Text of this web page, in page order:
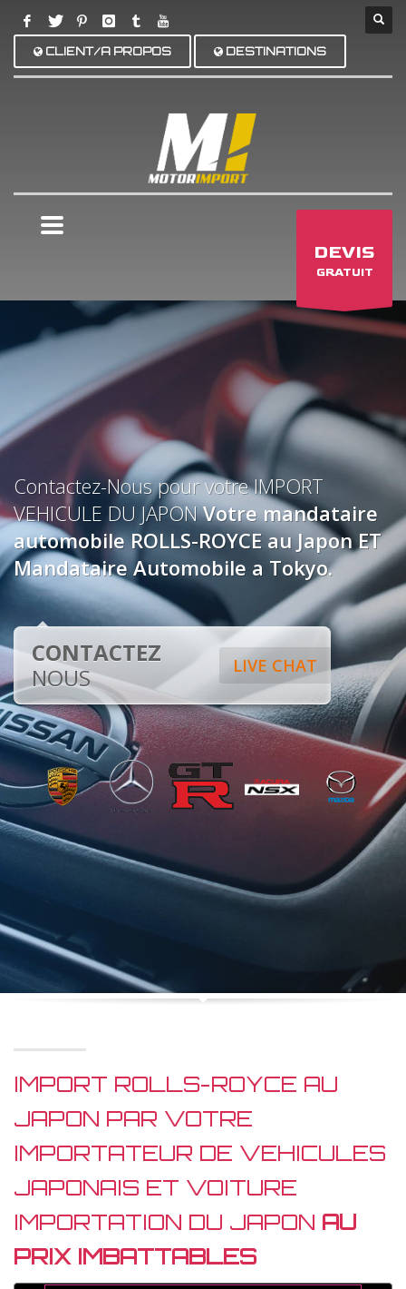
CLIENT/A PROPOS DESTINATIONS
DEVIS
GRATUIT
Contactez-Nous pour votre IMPORT
VEHICULE DU JAPONVotre mandataire
automobile ROLLS-ROYCE au Japon ET
Mandataire Automobile a Tokyo.
LIVE CHAT
CONTACTEZ
NOUS
IMPORT ROLLS-ROYCE AU
JAPON PAR VOTRE
IMPORTATEUR DE VEHICULES
JAPONAIS ET VOITURE
IMPORTATION DU JAPON AU
PRIX IMBATTABLES